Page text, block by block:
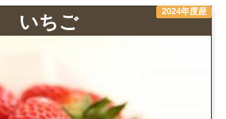
2024年度産
いちご